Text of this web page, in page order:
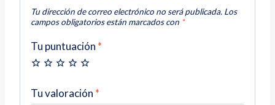
Tu dirección de correo electrónico no será publicada. Los
campos obligatorios están marcados con *
Tu puntuación *
Tu valoración *